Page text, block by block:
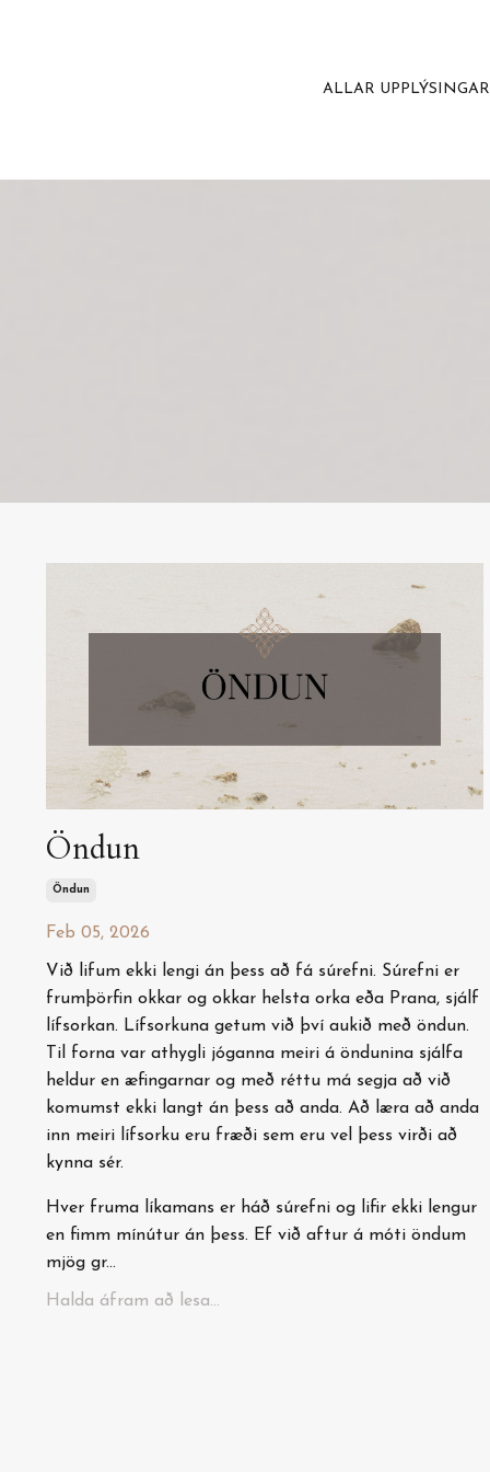
ALLAR
Öndun
Öndun
Feb 05, 2026
Við lifum ekki lengi án þess að fá súrefni. Súrefni er
frumþörfin okkar og okkar helsta orka eða Prana, sjálf
lífsorkan. Lífsorkuna getum við því aukið með öndun.
Til forna var athygli jóganna meiri á öndunina sjálfa
heldur en æfingarnar og með réttu má segja að við
komumst ekki langt án þess að anda. Að læra að anda
inn meiri lífsorku eru fræði sem eru vel þess virði að
kynna sér.
Hver fruma líkamans er háð súrefni og lifir ekki lengur
en fimm mínútur án þess. Ef við aftur á móti öndum
mjög gr...
Halda áfram að lesa...